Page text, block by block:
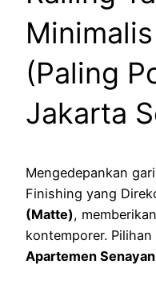
(Paling
Jakarta
Mengedepankan
Finishing yang
(Matte),
kontemporer.
Apartemen Senayan